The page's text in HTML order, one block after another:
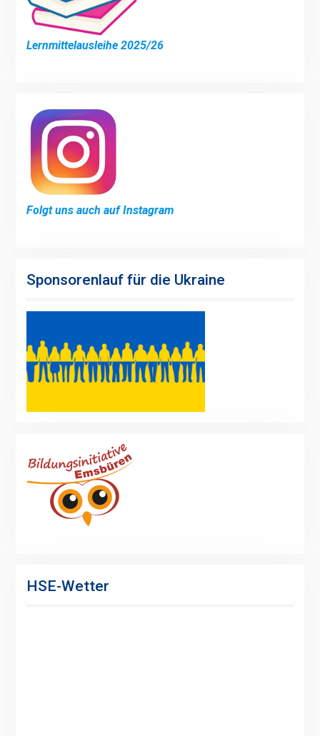
Lernmittelausleihe 2025/26
Folgt uns auch auf Instagram
Sponsorenlauf für die Ukraine
HSE-Wetter